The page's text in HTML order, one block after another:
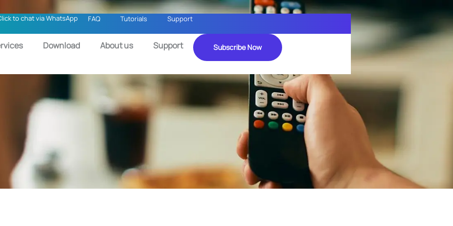
to chat via WhatsApp FAQ Tutorials Support
Download About us Support Subscribe Now